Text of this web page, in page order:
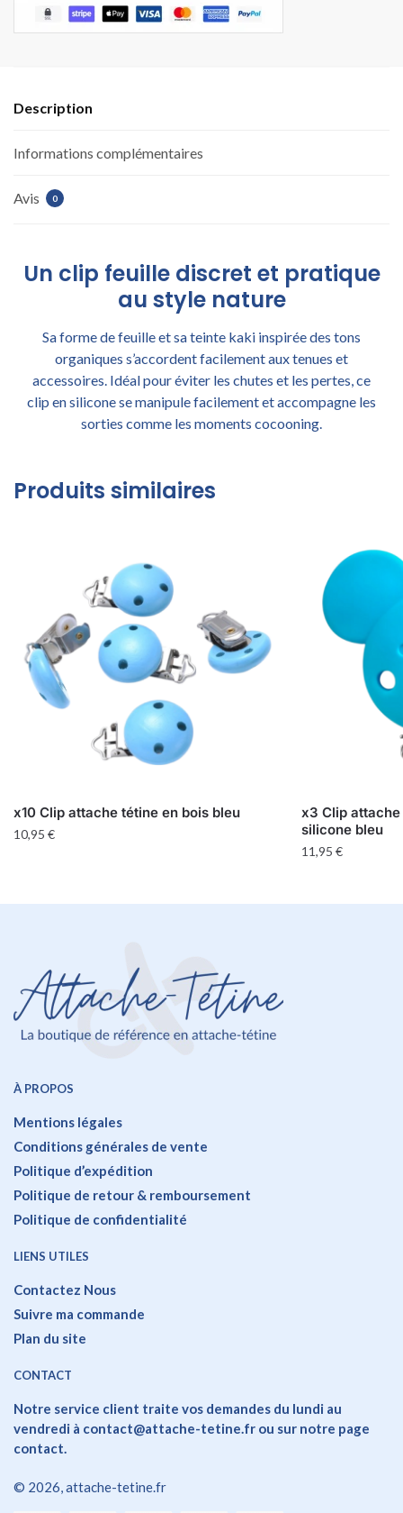
Description
Informations complémentaires
Avis 0
Un clip feuille discret et pratique
au style nature
Sa forme de feuille et sa teinte kaki inspirée des tons
organiques s’accordent facilement aux tenues et
accessoires. Idéal pour éviter les chutes et les pertes, ce
clip en silicone se manipule facilement et accompagne les
sorties comme les moments cocooning.
Produits similaires
x10 Clip attache tétine en bois bleu
10,95 €
x3 Clip
silicone bleu
11,95 €
À PROPOS
Mentions légales
Conditions générales de vente
Politique d’expédition
Politique de retour & remboursement
Politique de confidentialité
LIENS UTILES
Contactez Nous
Suivre ma commande
Plan du site
CONTACT
Notre service client traite vos demandes du lundi au
vendredi à contact@attache-tetine.fr ou sur notre page
contact.
© 2026, attache-tetine.fr